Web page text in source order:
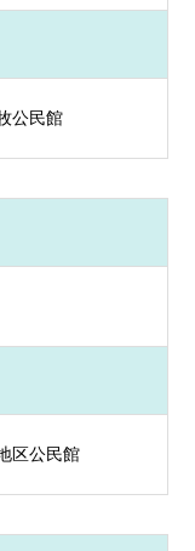
公民館
区公民館